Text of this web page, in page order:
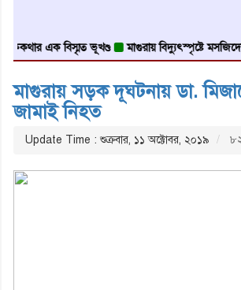
এক বিস্মৃত ভূখণ্ড মাগুরায় বিদ্যুৎস্পৃষ্টে মসজিদের
মাগুরায় সড়ক দূঘটনায় ডা.
জামাই নিহত
Update Time : শুক্রবার, ১১ অক্টোবর, ২০১৯